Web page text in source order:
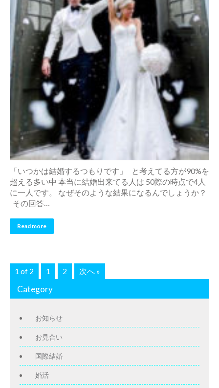
「いつかは結婚するつもりです」 と考えてる方が90%を
超える多い中 本当に結婚出来てる人は 50際の時点で4人
に一人です。 なぜそのような結果になるんでしょうか？
その回答…
Read more
1 of 2 1 2 次へ »
Category
お知らせ
お見合い
国際結婚
婚活